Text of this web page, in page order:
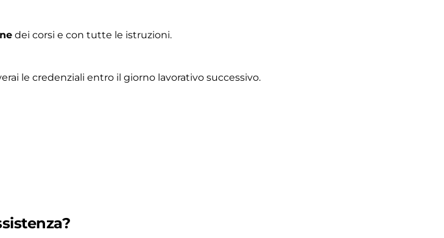
dei corsi e con tutte le istruzioni.
le credenziali entro il giorno lavorativo successivo.